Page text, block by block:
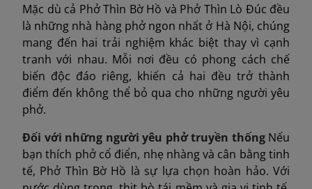
Mặc dù cả Phở Thìn Bờ Hồ và Phở Thìn Lò Đúc đều
là những nhà hàng phở ngon nhất ở Hà Nội, chúng
mang đến hai trải nghiệm khác biệt thay vì cạnh
tranh với nhau. Mỗi nơi đều có phong cách chế
biến độc đáo riêng, khiến cả hai đều trở thành
điểm đến không thể bỏ qua cho những người yêu
phở.
Đối với những người yêu phở truyền thốngNếu
bạn thích phở cổ điển, nhẹ nhàng và cân bằng tinh
tế, Phở Thìn Bờ Hồ là sự lựa chọn hoàn hảo. Với